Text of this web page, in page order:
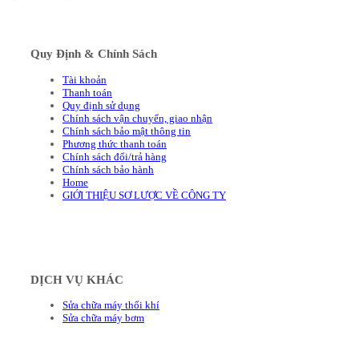
Quy Định & Chính Sách
Tài khoản
Thanh toán
Quy định sử dụng
Chính sách vận chuyển, giao nhận
Chính sách bảo mật thông tin
Phương thức thanh toán
Chính sách đổi/trả hàng
Chính sách bảo hành
Home
GIỚI THIỆU SƠ LƯỢC VỀ CÔNG TY
DỊCH VỤ KHÁC
Sửa chữa máy thổi khí
Sửa chữa máy bơm